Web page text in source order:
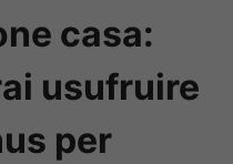
casa:
usufruire
per